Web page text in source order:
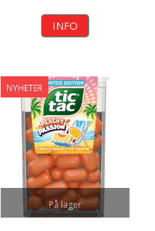
INFO
På lager
NYHETER